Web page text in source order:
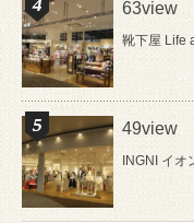
63view
靴下屋 Life
49view
INGNI イ